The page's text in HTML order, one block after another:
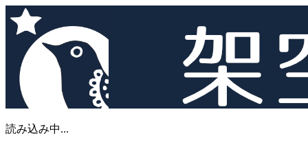
読み込み中...